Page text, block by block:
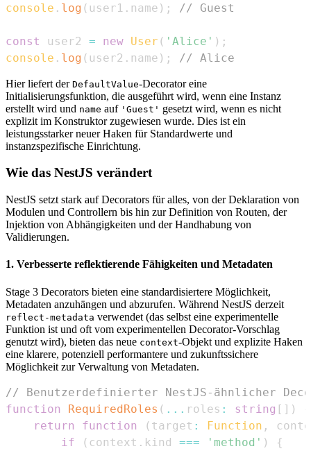
console . log ( user1 . name ) ; // Guest
const user2 = new User ( 'Alice' ) ;
console . log ( user2 . name ) ; // Alice
Hier liefert der DefaultValue-Decorator eine
Initialisierungsfunktion, die ausgeführt wird, wenn eine Instanz
erstellt wird und name auf 'Guest' gesetzt wird, wenn es nicht
explizit im Konstruktor zugewiesen wurde. Dies ist ein
leistungsstarker neuer Haken für Standardwerte und
instanzspezifische Einrichtung.
Wie das NestJS verändert
NestJS setzt stark auf Decorators für alles, von der Deklaration von
Modulen und Controllern bis hin zur Definition von Routen, der
Injektion von Abhängigkeiten und der Handhabung von
Validierungen.
1. Verbesserte reflektierende Fähigkeiten und Metadaten
Stage 3 Decorators bieten eine standardisiertere Möglichkeit,
Metadaten anzuhängen und abzurufen. Während NestJS derzeit
reflect-metadata verwendet (das selbst eine experimentelle
Funktion ist und oft vom experimentellen Decorator-Vorschlag
genutzt wird), bieten das neue context-Objekt und explizite Haken
eine klarere, potenziell performantere und zukunftssichere
Möglichkeit zur Verwaltung von Metadaten.
// Benutzerdefinierter NestJS-ähnlicher
function
RequiredRoles ( ... roles : string [ ] )
return
function ( target : Function ,
if
( context . kind === 'method' )
{